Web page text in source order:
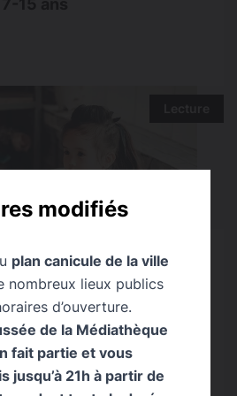
pour les 0-3ans
2026
et de calme
modifiés
plan canicule de la ville
nombreux lieux publics
d’ouverture.
de la Médiathèque
fait partie et vous
jusqu’à 21h à partir de